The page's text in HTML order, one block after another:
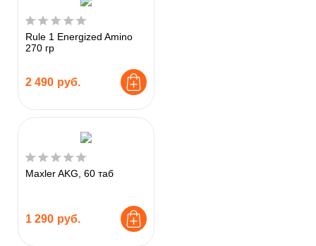
Rule 1 Energized Amino
270 гр
2 490 руб.
Maxler AKG, 60 таб
1 290 руб.